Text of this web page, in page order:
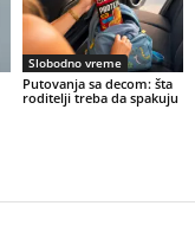
Slobodno vreme
Putovanja sa decom: šta
roditelji treba da spakuju